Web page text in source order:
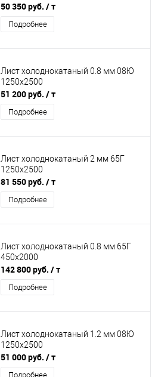
50 350 руб. / т
Подробнее
Лист холоднокатаный 0.8 мм 08Ю
1250х2500
51 200 руб. / т
Подробнее
Лист холоднокатаный 2 мм 65Г
1250х2500
81 550 руб. / т
Подробнее
Лист холоднокатаный 0.8 мм 65Г
450х2000
142 800 руб. / т
Подробнее
Лист холоднокатаный 1.2 мм 08Ю
1250х2500
51 000 руб. / т
Подробнее